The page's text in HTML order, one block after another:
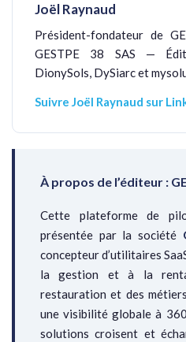
Joël Raynaud
Président-fondateur de
GESTPE 38 SAS —
DionySols, DySiarc et
Suivre Joël Raynaud sur
À propos de l’éditeur :
Cette plateforme de
présentée par la société
concepteur d’utilitaires
la gestion et à la
restauration et des
une visibilité globale à
solutions croisent et